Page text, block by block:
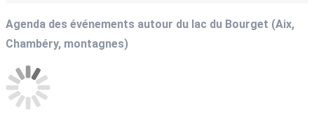
Agenda des événements autour du lac du Bourget (Aix,
Chambéry, montagnes)